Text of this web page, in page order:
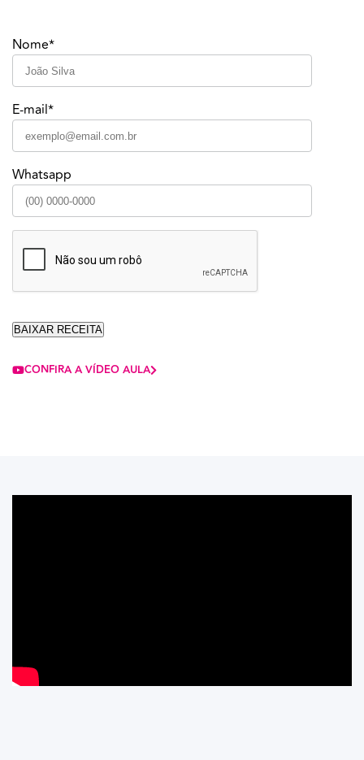
Nome*
E-mail*
Whatsapp
CONFIRA A VÍDEO AULA